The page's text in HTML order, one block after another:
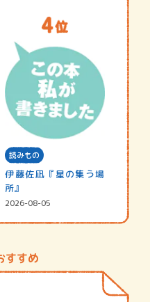
読みもの
伊藤佐凪『星の集う場
所』
2026-08-05
すすめ